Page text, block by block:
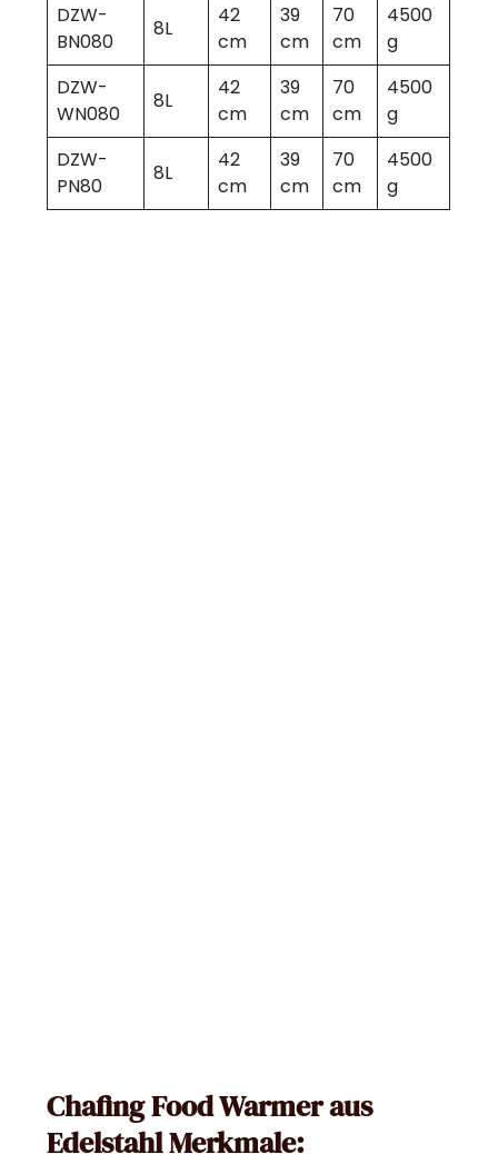
DZW-
BN080
8L
42
cm
39
cm
70
cm
4500
g
DZW-
WN080
8L
42
cm
39
cm
70
cm
4500
g
DZW-
PN80
8L
42
cm
39
cm
70
cm
4500
g
Chafing Food Warmer aus
Edelstahl Merkmale: